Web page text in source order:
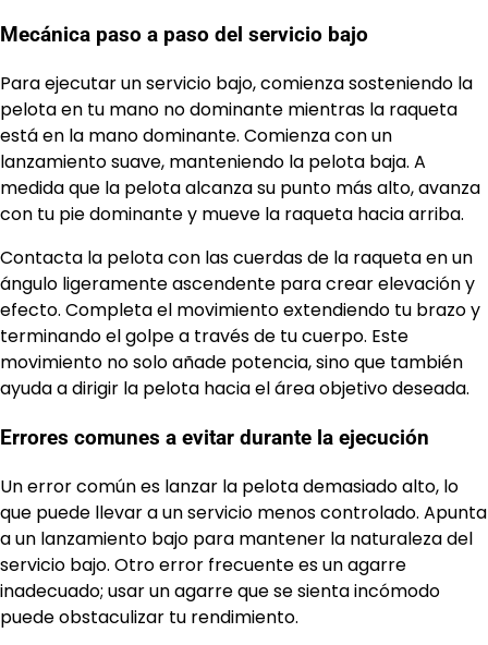
Mecánica paso a paso del servicio bajo
Para ejecutar un servicio bajo, comienza sosteniendo la
pelota en tu mano no dominante mientras la raqueta
está en la mano dominante. Comienza con un
lanzamiento suave, manteniendo la pelota baja. A
medida que la pelota alcanza su punto más alto, avanza
con tu pie dominante y mueve la raqueta hacia arriba.
Contacta la pelota con las cuerdas de la raqueta en un
ángulo ligeramente ascendente para crear elevación y
efecto. Completa el movimiento extendiendo tu brazo y
terminando el golpe a través de tu cuerpo. Este
movimiento no solo añade potencia, sino que también
ayuda a dirigir la pelota hacia el área objetivo deseada.
Errores comunes a evitar durante la ejecución
Un error común es lanzar la pelota demasiado alto, lo
que puede llevar a un servicio menos controlado. Apunta
a un lanzamiento bajo para mantener la naturaleza del
servicio bajo. Otro error frecuente es un agarre
inadecuado; usar un agarre que se sienta incómodo
puede obstaculizar tu rendimiento.